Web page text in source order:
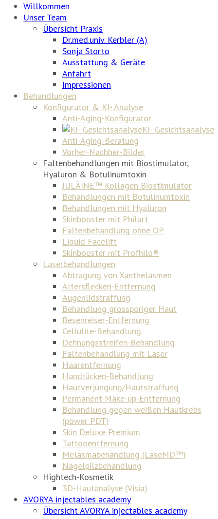
Willkommen
Unser Team
Übersicht Praxis
Dr.med.univ. Kerbler (A)
Sonja Storto
Ausstattung & Geräte
Anfahrt
Impressionen
Behandlungen
Konfigurator & KI- Analyse
Anti-Aging-Konfigurator
KI- Gesichtsanalyse
Anti-Aging-Beratung
Vorher-Nachher-Bilder
Faltenbehandlungen mit Biostimulator,
Hyaluron & Botulinumtoxin
JULÄINE™ Kollagen Biostimulator
Behandlungen mit Botulinumtoxin
Behandlungen mit Hyaluron
Skinbooster mit Philart
Faltenbehandlung ohne OP
Liquid Facelift
Skinbooster mit Profhilo®
Laserbehandlungen
Abtragung von Xanthelasmen
Altersflecken-Entfernung
Augenlidstraffung
Behandlung grossporiger Haut
Besenreiser-Entfernung
Cellulite-Behandlung
Dehnungsstreifen-Behandlung
Faltenbehandlung mit Laser
Haarentfernung
Handrücken-Behandlung
Hautverjüngung/Hautstraffung
Permanent-Make-up-Entfernung
Behandlung gegen weißen Hautkrebs
(power PDT)
Skin Deluxe Premium
Tattooentfernung
Melasmabehandlung (LaseMD™)
Nagelpilzbehandlung
Hightech-Kosmetik
3D-Hautanalyse (Visia)
AVORYA injectables academy
Übersicht AVORYA injectables academy